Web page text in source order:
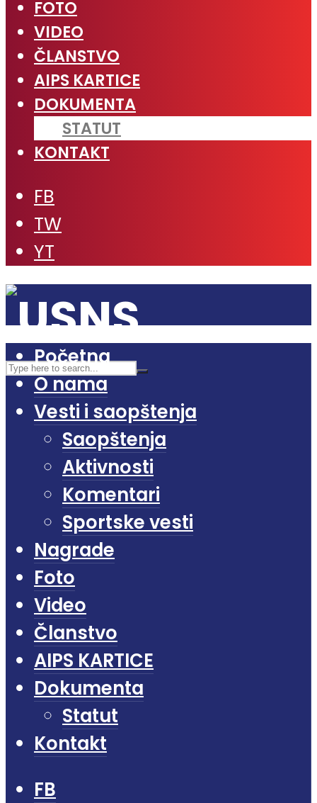
FOTO
VIDEO
ČLANSTVO
AIPS KARTICE
DOKUMENTA
STATUT
KONTAKT
FB
TW
YT
Početna
O nama
Vesti i saopštenja
Saopštenja
Aktivnosti
Komentari
Sportske vesti
Nagrade
Foto
Video
Članstvo
AIPS KARTICE
Dokumenta
Statut
Kontakt
FB